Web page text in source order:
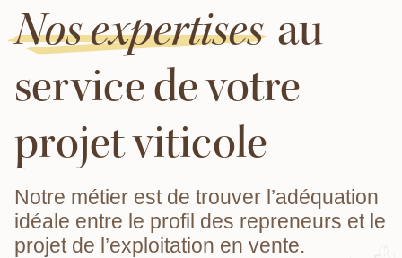
Nos expertises au
service de votre
projet viticole
Notre métier est de trouver l’adéquation
idéale entre le profil des repreneurs et le
projet de l’exploitation en vente.